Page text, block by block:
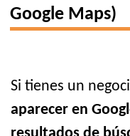
Google Maps)
Si tienes un
aparecer en